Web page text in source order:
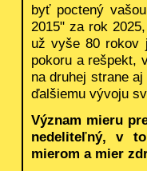
byť poctený
2015" za rok
už vyše 80 rokov
pokoru a rešpekt,
na druhej strane
ďalšiemu vývoju
Význam mieru
nedeliteľný, v
mierom a mier